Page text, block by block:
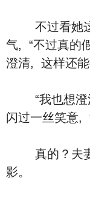
不过看她这
气, “不过真的
澄清, 这样还能
“我也想澄
闪过一丝笑意,
真的？夫妻
影。